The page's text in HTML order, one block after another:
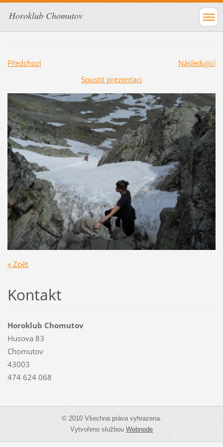
Horoklub Chomutov
Předchozí
Následující
Spustit prezentaci
« Zpět
Kontakt
Horoklub Chomutov
Husova 83
Chomutov
43003
474 624 068
© 2010 Všechna práva vyhrazena.
Vytvořeno službouWebnode